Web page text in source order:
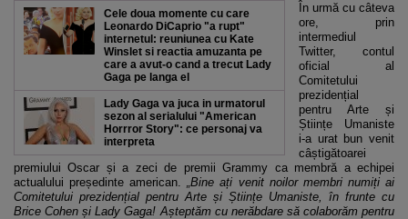
Cele doua momente cu care
Leonardo DiCaprio "a rupt"
internetul: reuniunea cu Kate
Winslet si reactia amuzanta pe
care a avut-o cand a trecut Lady
Gaga pe langa el
Lady Gaga va juca in urmatorul
sezon al serialului "American
Horrror Story": ce personaj va
interpreta
În urmă cu câteva
ore, prin
intermediul
Twitter, contul
oficial al
Comitetului
prezidențial
pentru Arte și
Științe Umaniste
i-a urat bun venit
câștigătoarei
premiului Oscar și a zeci de premii Grammy ca membră a echipei
actualului președinte american.„Bine ați venit noilor membri numiți ai
Comitetului prezidențial pentru Arte și Științe Umaniste, în frunte cu
Brice Cohen și Lady Gaga! Așteptăm cu nerăbdare să colaborăm pentru